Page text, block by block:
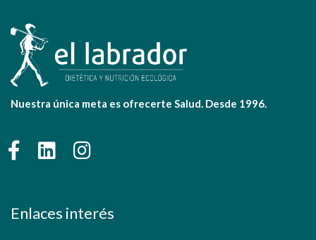
Nuestra única meta es ofrecerte Salud. Desde 1996.
Enlaces interés